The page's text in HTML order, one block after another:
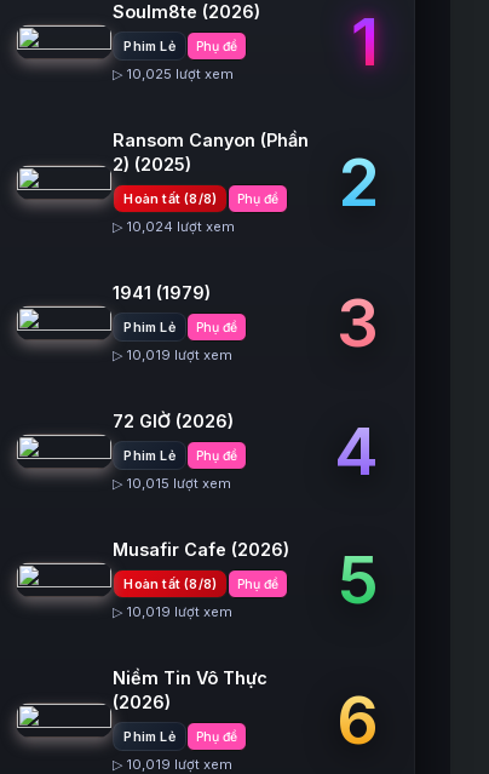
Soulm8te (2026)
Phim Lẻ Phụ đề
▷ 10,025 lượt xem 1
Ransom Canyon (Phần
2) (2025)
Hoàn tất (8/8) Phụ đề
▷ 10,024 lượt xem
2
1941 (1979)
Phim Lẻ Phụ đề
▷ 10,019 lượt xem 3
72 GIỜ (2026)
Phim Lẻ Phụ đề
▷ 10,015 lượt xem 4
Musafir Cafe (2026)
Hoàn tất (8/8) Phụ đề
▷ 10,019 lượt xem 5
Niềm Tin Vô Thực
(2026)
Phim Lẻ Phụ đề
▷ 10,019 lượt xem
6